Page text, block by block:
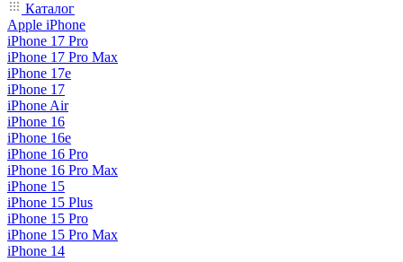
Каталог
Apple iPhone
iPhone 17 Pro
iPhone 17 Pro Max
iPhone 17e
iPhone 17
iPhone Air
iPhone 16
iPhone 16e
iPhone 16 Pro
iPhone 16 Pro Max
iPhone 15
iPhone 15 Plus
iPhone 15 Pro
iPhone 15 Pro Max
iPhone 14